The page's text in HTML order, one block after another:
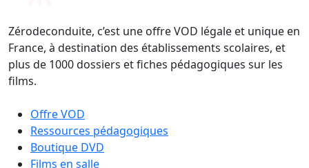
Zérodeconduite, c’est une offre VOD légale et unique en
France, à destination des établissements scolaires, et
plus de 1000 dossiers et fiches pédagogiques sur les
films.
Offre VOD
Ressources pédagogiques
Boutique DVD
Films en salle